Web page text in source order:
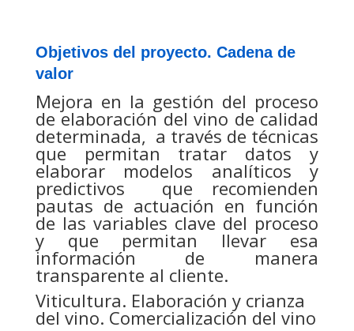
Objetivos del proyecto. Cadena de
valor
Mejora en la gestión del proceso
de elaboración del vino de calidad
determinada, a través de técnicas
que permitan tratar datos y
elaborar modelos analíticos y
predictivos que recomienden
pautas de actuación en función
de las variables clave del proceso
y que permitan llevar esa
información de manera
transparente al cliente.
Viticultura. Elaboración y crianza
del vino. Comercialización del vino